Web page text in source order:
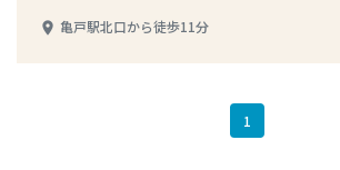
place 亀戸駅北口から徒歩11分
1